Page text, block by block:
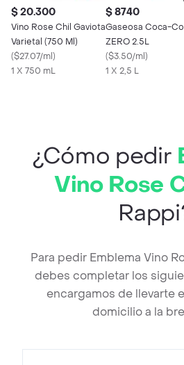
$ 20.300
Vino Rose Chil Gaviota
Varietal (750 Ml)
($27.07/ml)
1 X 750 mL
$ 8740
Gaseosa Coca-
ZERO 2.5L
($3.50/ml)
1 X 2,5 L
¿Cómo pedir
Vino Rose
Para pedir Emblema Vino
debes completar los
encargamos de llevarte
domicilio a la